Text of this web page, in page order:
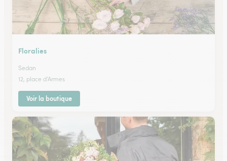
Floralies
Sedan
12, place d'Armes
Voir la boutique